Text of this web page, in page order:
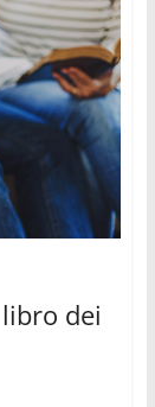
la paura
Giornata
stringono una
dei